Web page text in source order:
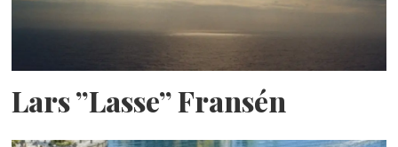
Lars ”Lasse” Fransén